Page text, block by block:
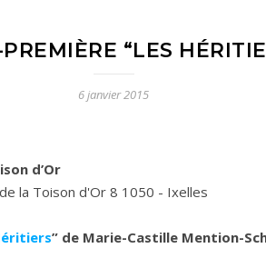
“LES
6 janvier 2015
d’Or
la Toison d'Or 8 1050 - Ixelles
” de Marie-Castille Mention-